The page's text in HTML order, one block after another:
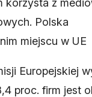
Polska
miejscu w UE
Europejskiej
proc. firm jest